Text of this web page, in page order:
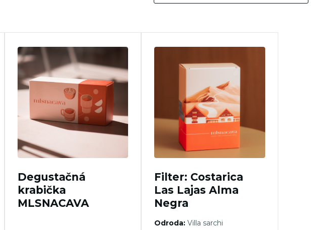
Degustačná
krabička
MLSNACAVA
Filter: Costarica
Las Lajas Alma
Negra
Odroda: Villa sarchi